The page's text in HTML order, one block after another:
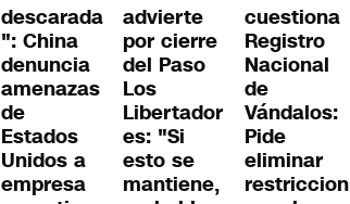
descarada
": China
denuncia
amenazas
de
Estados
Unidos a
empresa
advierte
por cierre
del Paso
Los
Libertador
es: "Si
esto se
mantiene,
cuestiona
Registro
Nacional
de
Vándalos:
Pide
eliminar
restriccion